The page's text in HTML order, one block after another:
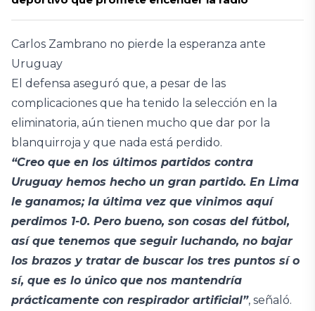
Carlos Zambrano no pierde la esperanza ante
Uruguay
El defensa aseguró que, a pesar de las
complicaciones que ha tenido la selección en la
eliminatoria, aún tienen mucho que dar por la
blanquirroja y que nada está perdido.
“Creo que en los últimos partidos contra
Uruguay hemos hecho un gran partido. En Lima
le ganamos; la última vez que vinimos aquí
perdimos 1-0. Pero bueno, son cosas del fútbol,
así que tenemos que seguir luchando, no bajar
los brazos y tratar de buscar los tres puntos sí o
sí, que es lo único que nos mantendría
prácticamente con respirador artificial”, señaló.